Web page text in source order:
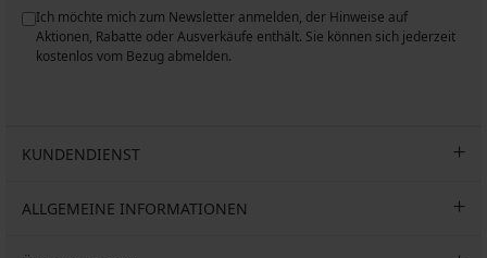
Ich möchte mich zum Newsletter anmelden, der Hinweise auf
Aktionen, Rabatte oder Ausverkäufe enthält. Sie können sich jederzeit
kostenlos vom Bezug abmelden.
KUNDENDIENST
ALLGEMEINE INFORMATIONEN